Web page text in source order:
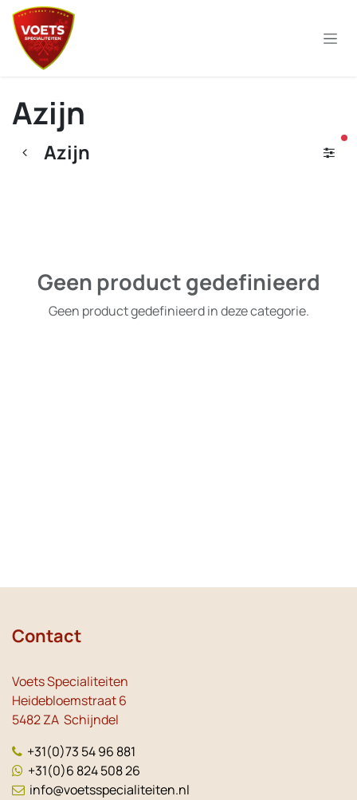
Overslaan naar inhoud
Azijn
Azijn
Geen product gedefinieerd
Geen product gedefinieerd in deze categorie.
Contact
Voets Specialiteiten
Heidebloemstraat 6
5482 ZA Schijndel
+31(0)73 54 96 881
+31(0)6 824 508 26
info@voetsspecialiteiten.nl